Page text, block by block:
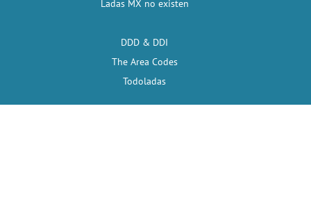
Ladas MX no existen
DDD & DDI
The Area Codes
Todoladas